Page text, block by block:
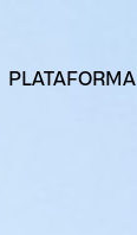
PLATAFORMA